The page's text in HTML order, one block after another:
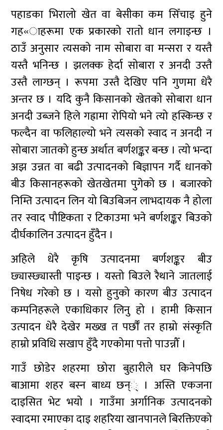
पहाडका भिरालो खेत वा बेसीका कम सिँचाइ हुने
गह«ाहरूमा एक प्रकारको रातो धान लगाइन्छ ।
ठाउँ अनुसार त्यसको नाम सोबारा वा मन्सरा र यस्तै
यस्तै भनिन्छ । झलक्क हेर्दा सोबारा र अनदी उस्तै
उस्तै लाग्छन् । रूपमा उस्तै देखिए पनि गुणमा धेरै
अन्तर छ । यदि कुनै किसानको खेतको सोबारा धान
अनदी उब्जने हिले गह्रामा रोपियो भने त्यो हस्किन्छ र
फल्दैन वा फलिहाल्यो भने त्यसको स्वाद न अनदी न
सोबारा जातको हुन्छ अर्थात बर्णशङ्कर बन्छ । त्यो भन्दा
अझ उन्नत वा बढी उत्पादनको बिज्ञापन गर्दै धानको
बीउ किसानहरूको खेतखेतमा पुगेको छ । बजारको
निम्ति उत्पादन लिन यो बिउबिजन लाभदायक नै होला
तर स्वाद पौष्टिकता र टिकाउमा भने बर्णशङ्कर बिउको
दीर्घकालिन उत्पादन हुँदैन ।
अहिले धेरै कृषि उत्पादनमा बर्णशङ्कर बीउ
छ्यास्छ्यास्ती पाइन्छ । यस्तो बिउले रैथाने जातलाई
निषेध गरेको छ । यसो हुनुको कारण बीउ उत्पादन
कम्पनिहरूले एकाधिकार लिनु हो । हामी किसान
उत्पादन धेरै देखेर मख्ख त पर्छौँ तर हाम्रो संस्कृति
हाम्रो प्रविधि सखाप हुँदै गएकोमा पत्तो पाउन्नौँ ।
गाउँ छोडेर शहरमा छोरा बुहारीले घर किनेपछि
बाआमा शहर बस्न बाध्य छन्् । अस्ति एकजना
दाइसित भेट भयो । गाउँमा अर्गानिक उत्पादनको
स्वादमा रमाएका दाइ शहरिया खानपानले बिरक्तिएको